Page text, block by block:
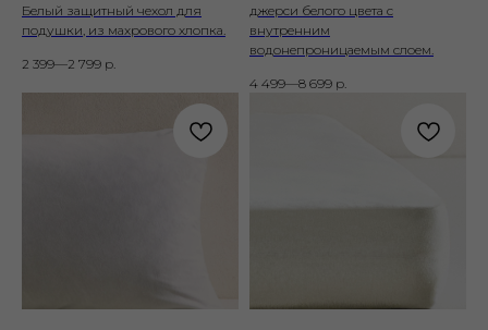
Белый защитный чехол для
подушки, из махрового хлопка.
2 399—2 799 р.
джерси белого цвета с
внутренним
водонепроницаемым слоем.
4 499—8 699 р.